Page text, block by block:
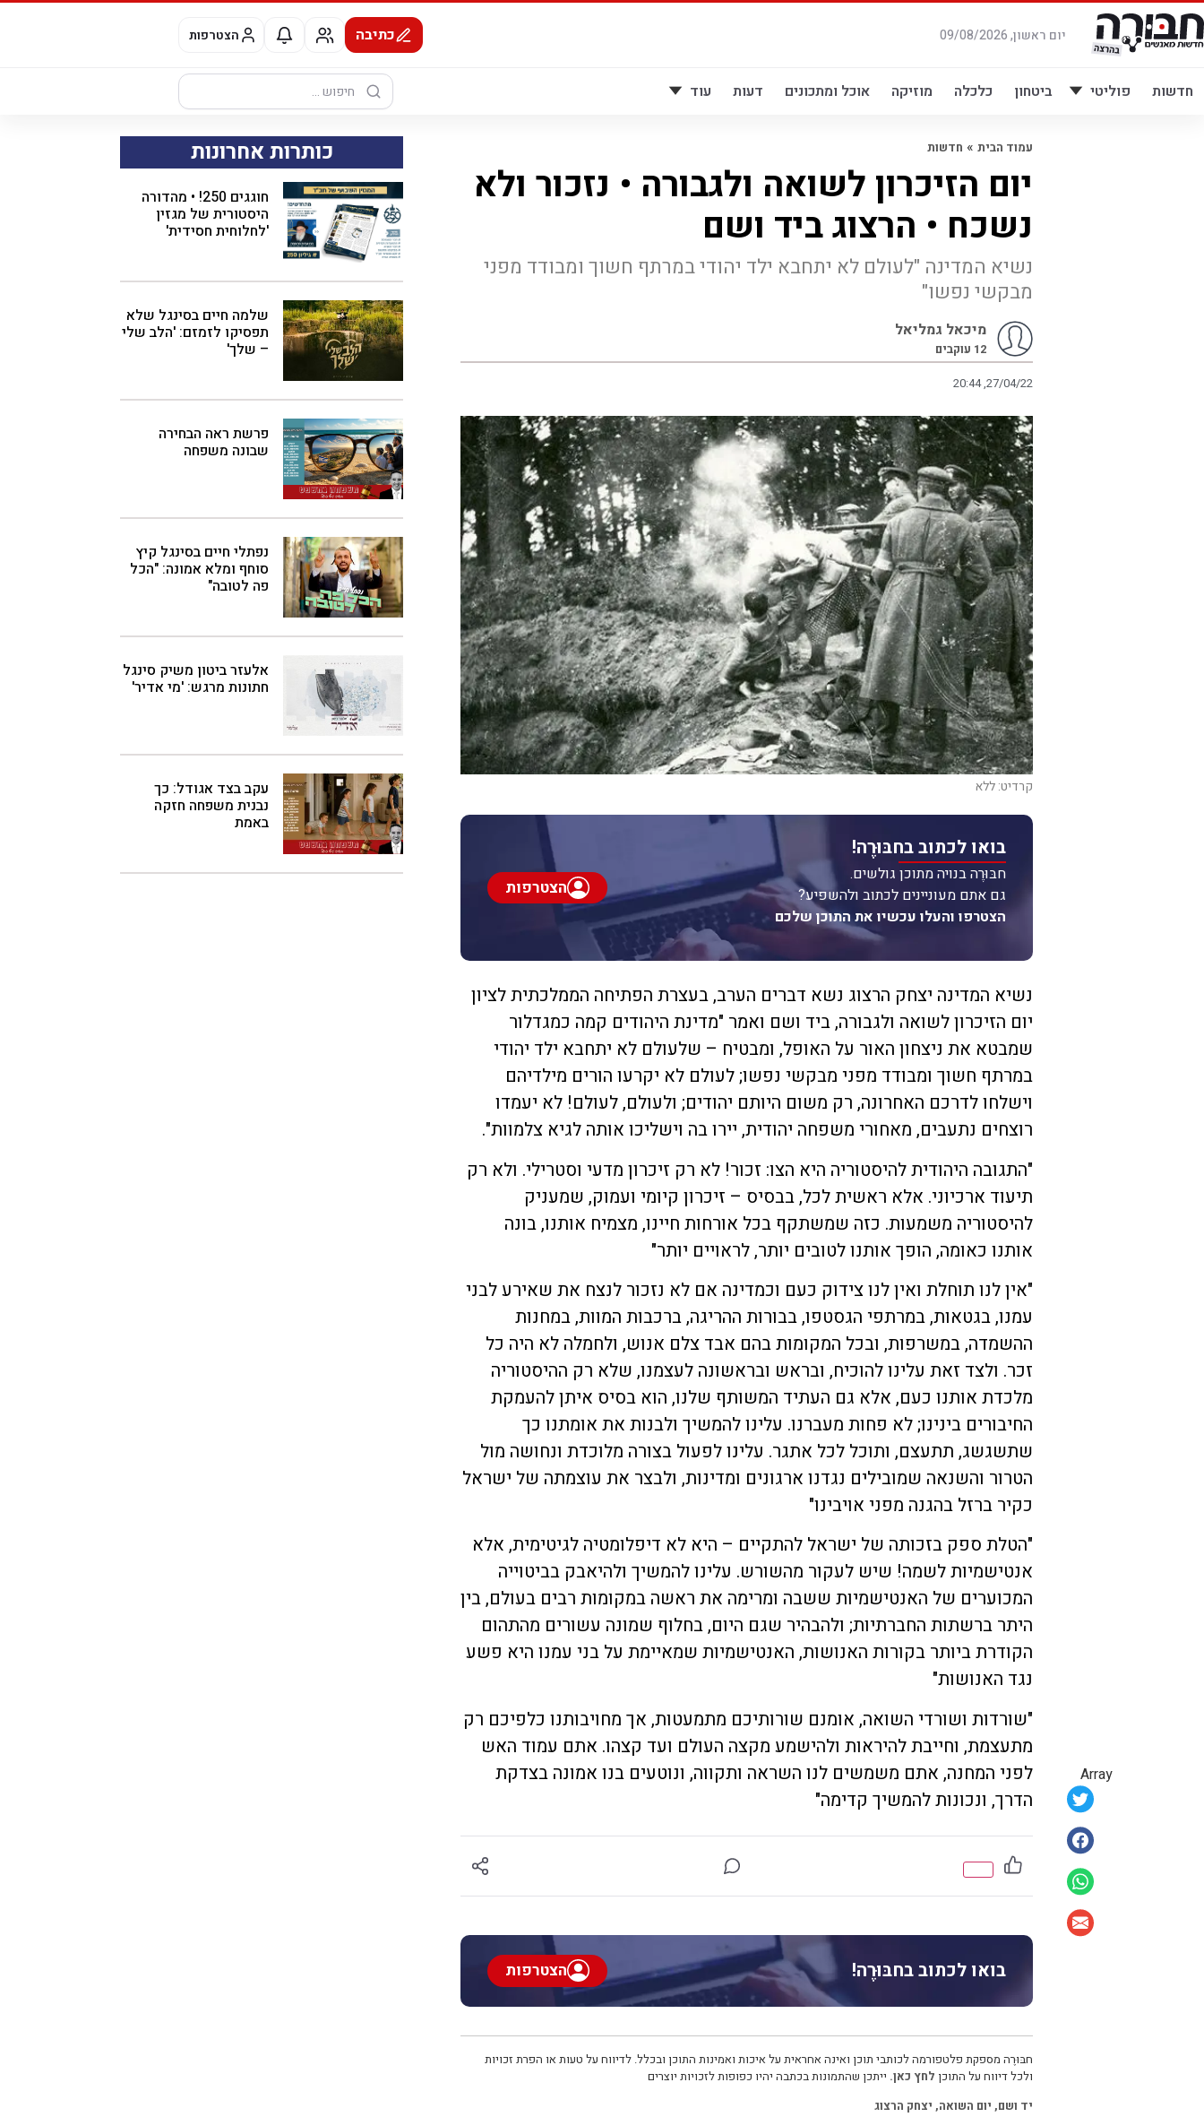
דלג
לתוכן
יום ראשון, 09/08/2026 כתיבה הצטרפות
חדשות פוליטי ביטחון כלכלה מוזיקה אוכל ומתכונים דעות עוד
חיפוש:
Array
עמוד הבית » חדשות
יום הזיכרון לשואה ולגבורה • נזכור ולא
נשכח • הרצוג ביד ושם
נשיא המדינה "לעולם לא יתחבא ילד יהודי במרתף חשוך ומבודד מפני
מבקשי נפשו"
מיכאל גמליאל
12 עוקבים
20:44 ,27/04/22
קרדיט: ללא
בואו לכתוב בחבּוּרֶה!
חבּוּרֶה בנויה מתוכן גולשים.
גם אתם מעוניינים לכתוב ולהשפיע?
הצטרפו והעלו עכשיו את התוכן שלכם
הצטרפות
נשיא המדינה יצחק הרצוג נשא דברים הערב, בעצרת הפתיחה הממלכתית לציון
יום הזיכרון לשואה ולגבורה, ביד ושם ואמר "מדינת היהודים קמה כמגדלור
שמבטא את ניצחון האור על האופל, ומבטיח – שלעולם לא יתחבא ילד יהודי
במרתף חשוך ומבודד מפני מבקשי נפשו; לעולם לא יקרעו הורים מילדיהם
וישלחו לדרכם האחרונה, רק משום היותם יהודים; ולעולם, לעולם! לא יעמדו
רוצחים נתעבים, מאחורי משפחה יהודית, יירו בה וישליכו אותה לגיא צלמוות".
"התגובה היהודית להיסטוריה היא הצו: זכור! לא רק זיכרון מדעי וסטרילי. ולא רק
תיעוד ארכיוני. אלא ראשית לכל, בבסיס – זיכרון קיומי ועמוק, שמעניק
להיסטוריה משמעות. כזה שמשתקף בכל אורחות חיינו, מצמיח אותנו, בונה
אותנו כאומה, הופך אותנו לטובים יותר, לראויים יותר"
"אין לנו תוחלת ואין לנו צידוק כעם וכמדינה אם לא נזכור לנצח את שאירע לבני
עמנו, בגטאות, במרתפי הגסטפו, בבורות ההריגה, ברכבות המוות, במחנות
ההשמדה, במשרפות, ובכל המקומות בהם אבד צלם אנוש, ולחמלה לא היה כל
זכר. ולצד זאת עלינו להוכיח, ובראש ובראשונה לעצמנו, שלא רק ההיסטוריה
מלכדת אותנו כעם, אלא גם העתיד המשותף שלנו, הוא בסיס איתן להעמקת
החיבורים בינינו; לא פחות מעברנו. עלינו להמשיך ולבנות את אומתנו כך
שתשגשג, תתעצם, ותוכל לכל אתגר. עלינו לפעול בצורה מלוכדת ונחושה מול
הטרור והשנאה שמובילים נגדנו ארגונים ומדינות, ולבצר את עוצמתה של ישראל
כקיר ברזל בהגנה מפני אויבינו"
"הטלת ספק בזכותה של ישראל להתקיים – היא לא דיפלומטיה לגיטימית, אלא
אנטישמיות לשמה! שיש לעקור מהשורש. עלינו להמשיך ולהיאבק בביטוייה
המכוערים של האנטישמיות ששבה ומרימה את ראשה במקומות רבים בעולם, בין
היתר ברשתות החברתיות; ולהבהיר שגם היום, בחלוף שמונה עשורים מהתהום
הקודרת ביותר בקורות האנושות, האנטישמיות שמאיימת על בני עמנו היא פשע
נגד האנושות"
"שורדות ושורדי השואה, אומנם שורותיכם מתמעטות, אך מחויבותנו כלפיכם רק
מתעצמת, וחייבת להיראות ולהישמע מקצה העולם ועד קצהו. אתם עמוד האש
לפני המחנה, אתם משמשים לנו השראה ותקווה, ונוטעים בנו אמונה בצדקת
הדרך, ונכונות להמשיך קדימה"
בואו לכתוב בחבּוּרֶה! הצטרפות
חבּוּרֶה מספקת פלטפורמה לכותבי תוכן ואינה אחראית על איכות ואמינות התוכן ובכלל. לדיווח על טעות או הפרת זכויות
ולכל דיווח על התוכן לחץ כאן. ייתכן שהתמונות בכתבה יהיו כפופות לזכויות יוצרים
יד ושם, יום השואה, יצחק הרצוג
כותרות אחרונות
חוגגים 250! • מהדורה
היסטורית של מגזין
'לחלוחית חסידית'
שלמה חיים בסינגל שלא
תפסיקו לזמזם: 'הלב שלי
– שלך'
פרשת ראה הבחירה
שבונה משפחה
נפתלי חיים בסינגל קיץ
סוחף ומלא אמונה: "הכל
פה לטובה"
אלעזר ביטון משיק סינגל
חתונות מרגש: 'מי אדיר'
עקב בצד אגודל: כך
נבנית משפחה חזקה
באמת